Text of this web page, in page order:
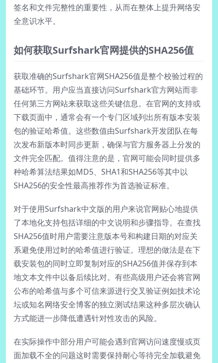
签名和文件完整性的重要性，从而在整体上提升网络安
全意识水平。
如何获取Surfshark官网提供的SHA256值
获取准确的Surfshark官网SHA256值是整个校验过程的
基础环节。用户应当直接访问Surfshark官方网站而非
任何第三方网站来获取这些关键信息。在官网的支持或
下载页面中，通常会有一个专门区域列出所有版本安装
包的验证哈希值。这些数值由Surfshark开发团队在每
次发布新版本时同步更新，确保与官方服务器上分发的
文件完全匹配。值得注意的是，官网可能会同时提供多
种哈希算法结果如MD5、SHA1和SHA256等其中以
SHA256的安全性最高推荐作为首选验证标准。
对于使用Surfshark中文版的用户来说官网贴心地提供
了本地化支持包括详细的中文说明和步骤指导。在查找
SHA256值时用户需要注意版本号和构建日期的对应关
系避免使用过时的哈希值进行验证。理想的做法是在下
载安装包的同时立即复制对应的SHA256值并保存到本
地文本文件中以备后续比对。有些高级用户还会将官网
公布的哈希值与多个可信来源进行交叉验证例如技术论
坛或知名网络安全博客的独立测试结果这种多层次确认
方式能进一步降低遭遇针对性攻击的风险。
在实际操作中部分用户可能会遇到官网访问速度慢或页
面加载不全的问题这时需要保持耐心等待完全加载避免